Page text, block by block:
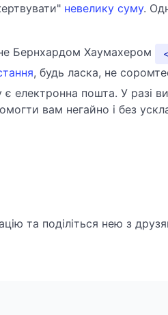
невелику суму.
Бернхардом Хаумахером
, будь ласка, не
електронна пошта. У разі
вам негайно і без
та поділіться нею з